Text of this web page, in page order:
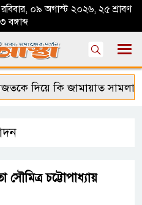
০৯ অগাস্ট ২০২৬, ২৫ শ্রাবণ
দিয়ে কি জামায়াত সামলাতে
সৌমিত্র চট্টোপাধ্যায়